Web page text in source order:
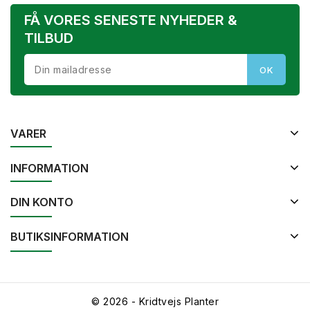
FÅ VORES SENESTE NYHEDER &
TILBUD
VARER
INFORMATION
DIN KONTO
BUTIKSINFORMATION
© 2026 - Kridtvejs Planter